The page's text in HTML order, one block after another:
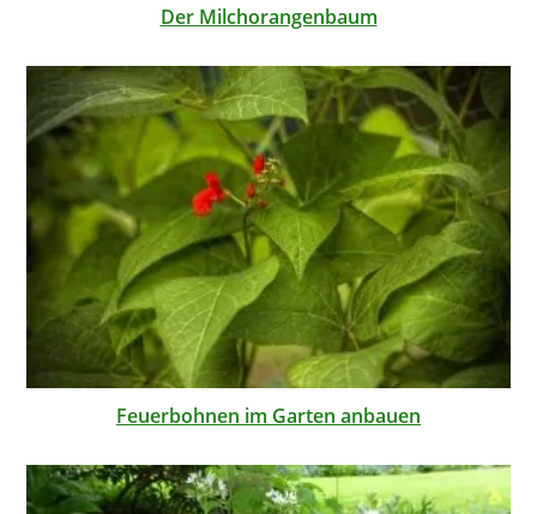
Der Milchorangenbaum
Feuerbohnen im Garten anbauen